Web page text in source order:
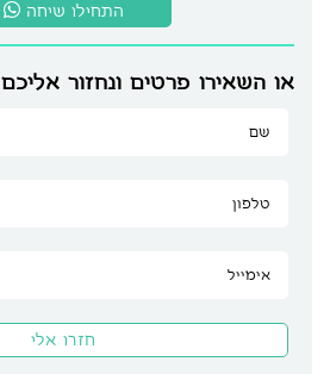
התחילו שיחה
או השאירו פרטים ונחזור אליכם